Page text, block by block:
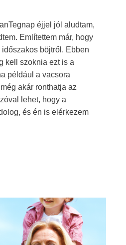
éjjel jól aludtam,
Említettem már, hogy
böjtről. Ebben
kell szoknia ezt is a
például a vacsora
akár ronthatja az
lehet, hogy a
és én is elérkezem